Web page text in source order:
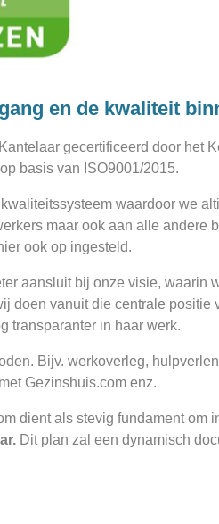
en de kwaliteit
gecertificeerd door het
basis van ISO9001/2015.
waardoor we
maar ook aan alle andere
ook op ingesteld.
aansluit bij onze visie, waarin
doen vanuit die centrale positie
transparanter in haar werk.
Bijv. werkoverleg,
Gezinshuis.com enz.
dient als stevig fundament om
Dit plan zal een dynamisch